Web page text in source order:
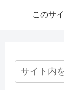
このサ